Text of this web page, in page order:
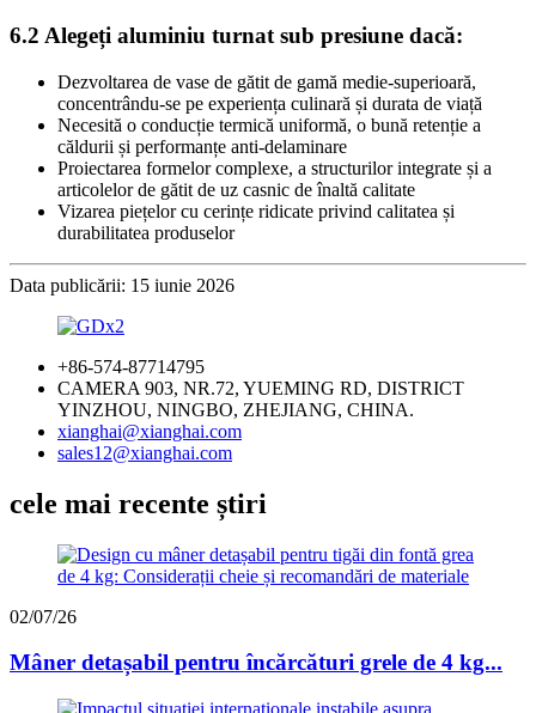
6.2 Alegeți aluminiu turnat sub presiune dacă:
Dezvoltarea de vase de gătit de gamă medie-superioară,
concentrându-se pe experiența culinară și durata de viață
Necesită o conducție termică uniformă, o bună retenție a
căldurii și performanțe anti-delaminare
Proiectarea formelor complexe, a structurilor integrate și a
articolelor de gătit de uz casnic de înaltă calitate
Vizarea piețelor cu cerințe ridicate privind calitatea și
durabilitatea produselor
Data publicării: 15 iunie 2026
+86-574-87714795
CAMERA 903, NR.72, YUEMING RD, DISTRICT
YINZHOU, NINGBO, ZHEJIANG, CHINA.
xianghai@xianghai.com
sales12@xianghai.com
cele mai recente știri
02/07/26
Mâner detașabil pentru încărcături grele de 4 kg...